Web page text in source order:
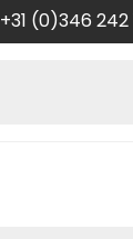
+31 (0)346 242